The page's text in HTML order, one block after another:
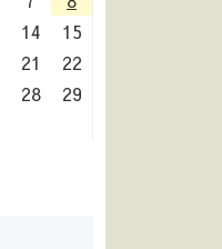
14
15
21
22
28
29